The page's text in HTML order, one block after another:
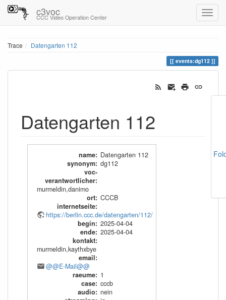
c3voc
CCC Video Operation Center
Trace Datengarten 112
events:dg112
Datengarten 112
name: Datengarten 112
synonym: dg112
voc-
verantwortlicher:
murmeldin,danimo
ort: CCCB
internetseite:
https://berlin.ccc.de/datengarten/112/
begin: 2025-04-04
ende: 2025-04-04
kontakt:
murmeldin,kaythxbye
email:
@@E-Mail@@
raeume: 1
case: cccb
audio: nein